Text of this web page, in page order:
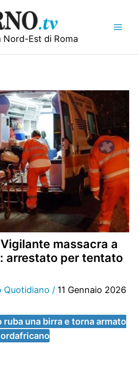
Nord-Est di Roma
Vigilante massacra a
arrestato per tentato
Quotidiano / 11 Gennaio 2026
una birra e torna armato